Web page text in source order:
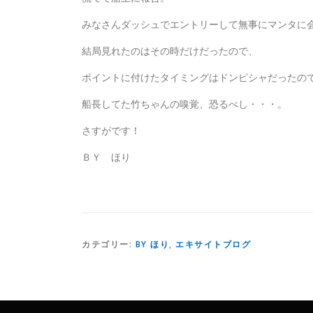
みなさんダッシュでエントリーして無事にマンタ
結局見れたのはその時だけだったので、
ポイントに付けたタイミングはドンピシャだったの
船長してた竹ちゃんの嗅覚、恐るべし・・・。
さすがです！
ＢＹ ほり
カテゴリー: BY ほり , エキサイトブログ